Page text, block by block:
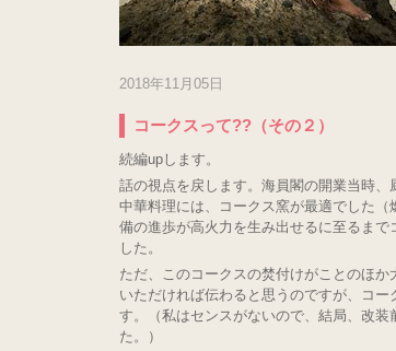
2018年11月05日
コークスって??（その２）
続編upします。
話の視点を戻します。海員閣の開業当時
中華料理には、コークス窯が最適でした
備の進歩が高火力を生み出せるに至るま
した。
ただ、このコークスの焚付けがことのほ
いただければ伝わると思うのですが、コ
す。（私はセンスがないので、結局、改
た。）